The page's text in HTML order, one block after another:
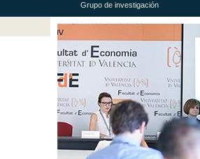
Grupo de investigación